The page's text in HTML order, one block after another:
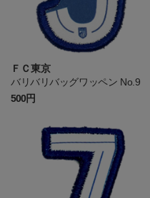
ＦＣ東京
バリバリバッグワッペン No.9
500円